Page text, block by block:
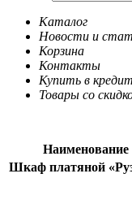
Каталог
Новости и
Корзина
Контакты
Купить в кредит
Товары со
Наименование
Шкаф платяной